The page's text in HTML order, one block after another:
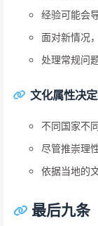
经验可能会
面对新情况
处理常规问
文化属性决
不同国家不
尽管推崇理
依据当地的
最后九条